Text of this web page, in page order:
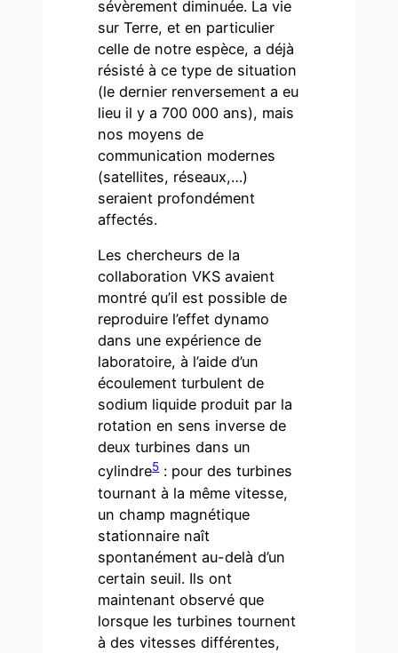
sévèrement diminuée. La vie
sur Terre, et en particulier
celle de notre espèce, a déjà
résisté à ce type de situation
(le dernier renversement a eu
lieu il y a 700 000 ans), mais
nos moyens de
communication modernes
(satellites, réseaux,…)
seraient profondément
affectés.
Les chercheurs de la
collaboration VKS avaient
montré qu’il est possible de
reproduire l’effet dynamo
dans une expérience de
laboratoire, à l’aide d’un
écoulement turbulent de
sodium liquide produit par la
rotation en sens inverse de
deux turbines dans un
cylindre5: pour des turbines
tournant à la même vitesse,
un champ magnétique
stationnaire naît
spontanément au-delà d’un
certain seuil. Ils ont
maintenant observé que
lorsque les turbines tournent
à des vitesses différentes,